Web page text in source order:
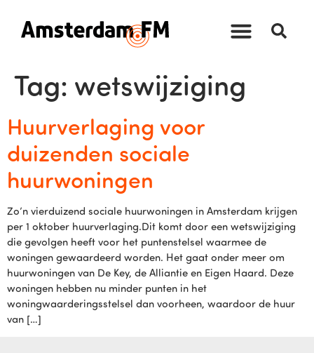
Tag: wetswijziging
Huurverlaging voor
duizenden sociale
huurwoningen
Zo’n vierduizend sociale huurwoningen in Amsterdam krijgen
per 1 oktober huurverlaging.Dit komt door een wetswijziging
die gevolgen heeft voor het puntenstelsel waarmee de
woningen gewaardeerd worden. Het gaat onder meer om
huurwoningen van De Key, de Alliantie en Eigen Haard. Deze
woningen hebben nu minder punten in het
woningwaarderingsstelsel dan voorheen, waardoor de huur
van […]